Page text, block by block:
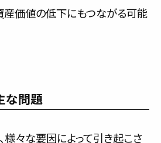
価値の低下にもつながる可能
な問題
様々な要因によって引き起こさ